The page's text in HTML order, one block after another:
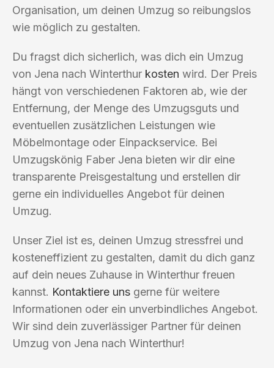
Organisation, um deinen Umzug so reibungslos
wie möglich zu gestalten.
Du fragst dich sicherlich, was dich ein Umzug
von Jena nach Winterthur kosten wird. Der Preis
hängt von verschiedenen Faktoren ab, wie der
Entfernung, der Menge des Umzugsguts und
eventuellen zusätzlichen Leistungen wie
Möbelmontage oder Einpackservice. Bei
Umzugskönig Faber Jena bieten wir dir eine
transparente Preisgestaltung und erstellen dir
gerne ein individuelles Angebot für deinen
Umzug.
Unser Ziel ist es, deinen Umzug stressfrei und
kosteneffizient zu gestalten, damit du dich ganz
auf dein neues Zuhause in Winterthur freuen
kannst. Kontaktiere uns gerne für weitere
Informationen oder ein unverbindliches Angebot.
Wir sind dein zuverlässiger Partner für deinen
Umzug von Jena nach Winterthur!